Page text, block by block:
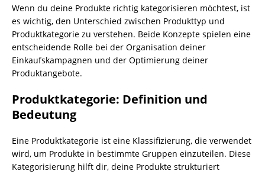
Wenn du deine Produkte richtig kategorisieren möchtest, ist
es wichtig, den Unterschied zwischen Produkttyp und
Produktkategorie zu verstehen. Beide Konzepte spielen eine
entscheidende Rolle bei der Organisation deiner
Einkaufskampagnen und der Optimierung deiner
Produktangebote.
Produktkategorie: Definition und
Bedeutung
Eine Produktkategorie ist eine Klassifizierung, die verwendet
wird, um Produkte in bestimmte Gruppen einzuteilen. Diese
Kategorisierung hilft dir, deine Produkte strukturiert